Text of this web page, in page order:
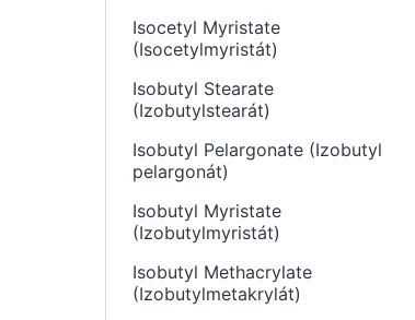
Isocetyl Myristate
(Isocetylmyristát)
Isobutyl Stearate
(Izobutylstearát)
Isobutyl Pelargonate (Izobutyl
pelargonát)
Isobutyl Myristate
(Izobutylmyristát)
Isobutyl Methacrylate
(Izobutylmetakrylát)